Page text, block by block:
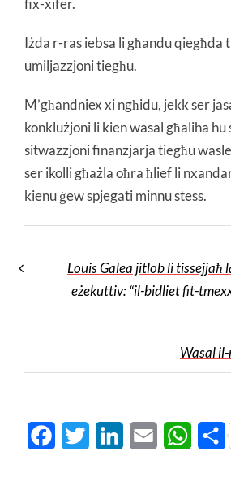
fix-xifer.
Iżda r-ras iebsa li għandu qiegħda
umiljazzjoni tiegħu.
M’għandniex xi ngħidu, jekk ser
konklużjoni li kien wasal għaliha hu
sitwazzjoni finanzjarja tiegħu
ser ikolli għażla oħra ħlief li
kienu ġew spjegati minnu stess.
Louis Galea jitlob li
eżekuttiv: “il-bidliet fit-
Wasal
FacebookTwitter LinkedInEmail